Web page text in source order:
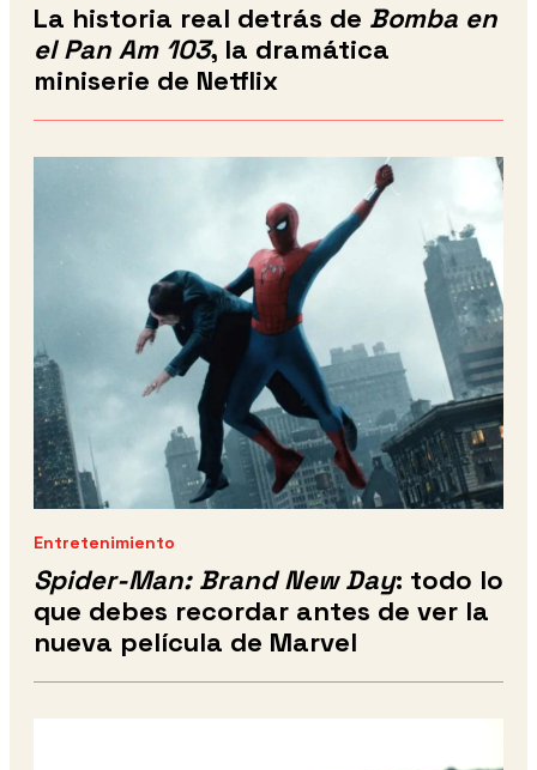
La historia real detrás de Bomba en
el Pan Am 103, la dramática
miniserie de Netflix
Entretenimiento
Spider-Man: Brand New Day: todo lo
que debes recordar antes de ver la
nueva película de Marvel